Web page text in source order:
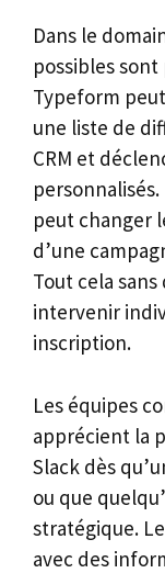
Dans le
possibles
Typeform
une liste de
CRM et
peut changer
d’une
Tout cela sans
intervenir
inscription.
Les équipes
apprécient la
Slack dès
ou que
stratégique.
avec des